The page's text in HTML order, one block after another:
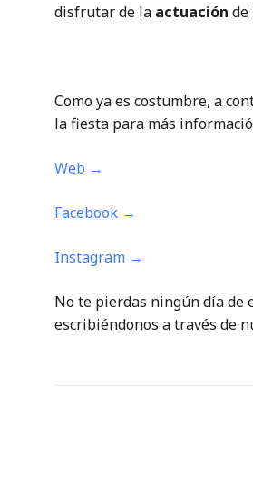
disfrutar de la actuación de
Como ya es costumbre, a
la fiesta para más
Web →
Facebook →
Instagram →
No te pierdas ningún día de
escribiéndonos a través de